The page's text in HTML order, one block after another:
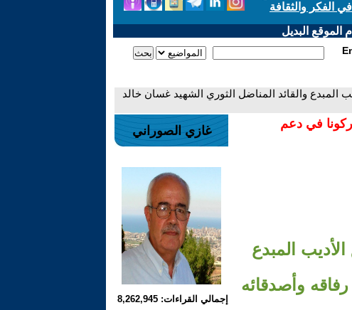
الفكر والثقافة
الموقع البديل
الأديب المبدع والقائد المناضل الثوري الشهيد غسان خالد
في دعم
الأديب المبدع
وأصدقائه
غازي الصوراني
إجمالي القراءات: 8,262,945